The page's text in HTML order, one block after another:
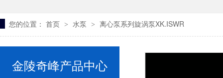
您的位置： 首页 > 水泵 > 离心泵系列旋涡泵XK.ISWR
金陵奇峰产品中心
金陵奇峰控制柜厂家受邀到正泰企业参观学习